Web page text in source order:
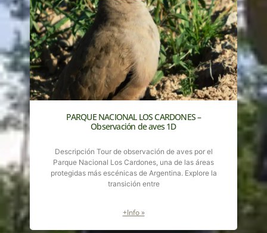
PARQUE NACIONAL LOS CARDONES –
Observación de aves 1D
Descripción Tour de observación de aves por el
Parque Nacional Los Cardones, una de las áreas
protegidas más escénicas de Argentina. Explore la
transición entre
+Info »